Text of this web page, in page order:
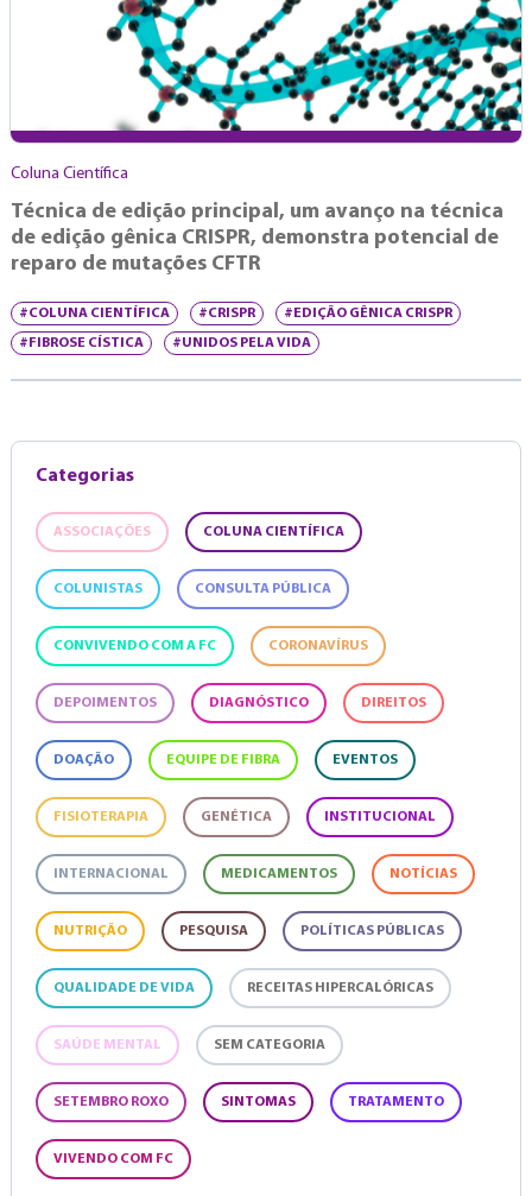
Coluna Científica
Técnica de edição principal, um avanço na técnica
de edição gênica CRISPR, demonstra potencial de
reparo de mutações CFTR
#COLUNA CIENTÍFICA #CRISPR #EDIÇÃO GÊNICA CRISPR
#FIBROSE CÍSTICA #UNIDOS PELA VIDA
Categorias
ASSOCIAÇÕES COLUNA CIENTÍFICA
COLUNISTAS CONSULTA PÚBLICA
CONVIVENDO COM A FC CORONAVÍRUS
DEPOIMENTOS DIAGNÓSTICO DIREITOS
DOAÇÃO EQUIPE DE FIBRA EVENTOS
FISIOTERAPIA GENÉTICA INSTITUCIONAL
INTERNACIONAL MEDICAMENTOS NOTÍCIAS
NUTRIÇÃO PESQUISA POLÍTICAS PÚBLICAS
QUALIDADE DE VIDA RECEITAS HIPERCALÓRICAS
SAÚDE MENTAL SEM CATEGORIA
SETEMBRO ROXO SINTOMAS TRATAMENTO
VIVENDO COM FC